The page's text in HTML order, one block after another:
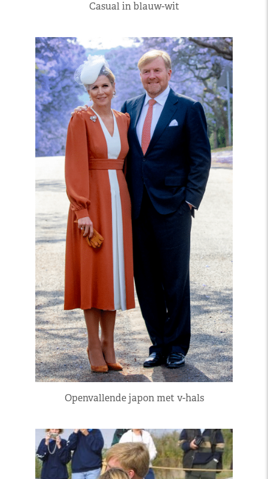
Casual in blauw-wit
Openvallende japon met v-hals